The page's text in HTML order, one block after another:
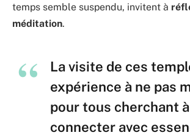
temps semble suspendu, invitent à
méditation.
La visite de ces
expérience à ne pas
pour tous cherchant
connecter avec